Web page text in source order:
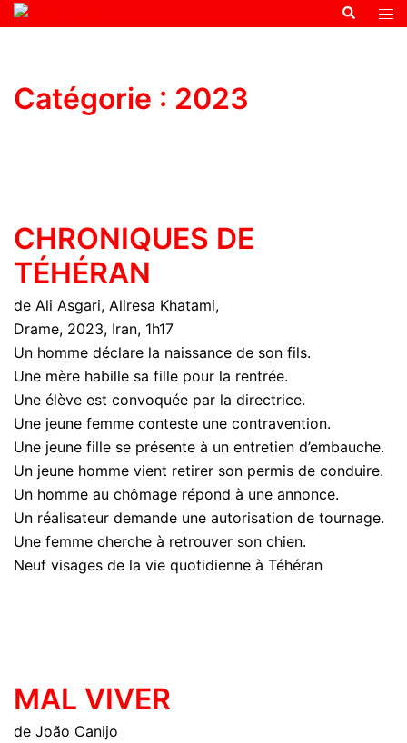
Catégorie : 2023
CHRONIQUES DE
TÉHÉRAN
de Ali Asgari, Aliresa Khatami,
Drame, 2023, Iran, 1h17
Un homme déclare la naissance de son fils.
Une mère habille sa fille pour la rentrée.
Une élève est convoquée par la directrice.
Une jeune femme conteste une contravention.
Une jeune fille se présente à un entretien d’embauche.
Un jeune homme vient retirer son permis de conduire.
Un homme au chômage répond à une annonce.
Un réalisateur demande une autorisation de tournage.
Une femme cherche à retrouver son chien.
Neuf visages de la vie quotidienne à Téhéran
MAL VIVER
de João Canijo